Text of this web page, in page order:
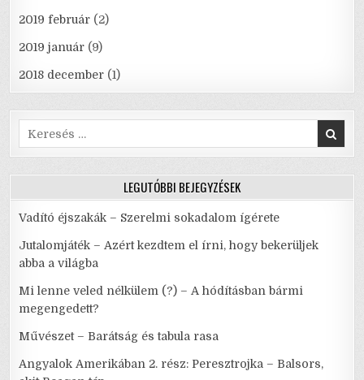
2019 február (2)
2019 január (9)
2018 december (1)
Search
for:
LEGUTÓBBI BEJEGYZÉSEK
Vadító éjszakák – Szerelmi sokadalom ígérete
Jutalomjáték – Azért kezdtem el írni, hogy bekerüljek
abba a világba
Mi lenne veled nélkülem (?) – A hódításban bármi
megengedett?
Művészet – Barátság és tabula rasa
Angyalok Amerikában 2. rész: Peresztrojka – Balsors,